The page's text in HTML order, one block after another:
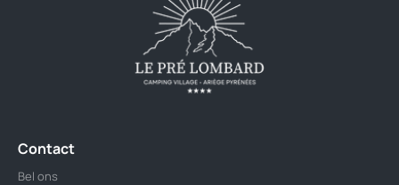
Contact
Bel ons